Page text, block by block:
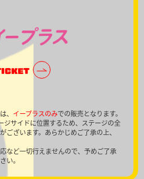
、 イープラスのみでの販売となります。
サイドに位置するため、ステージの全
ございます。あらかじめご了承の上、
など一切行えませんので、予めご了承
い。